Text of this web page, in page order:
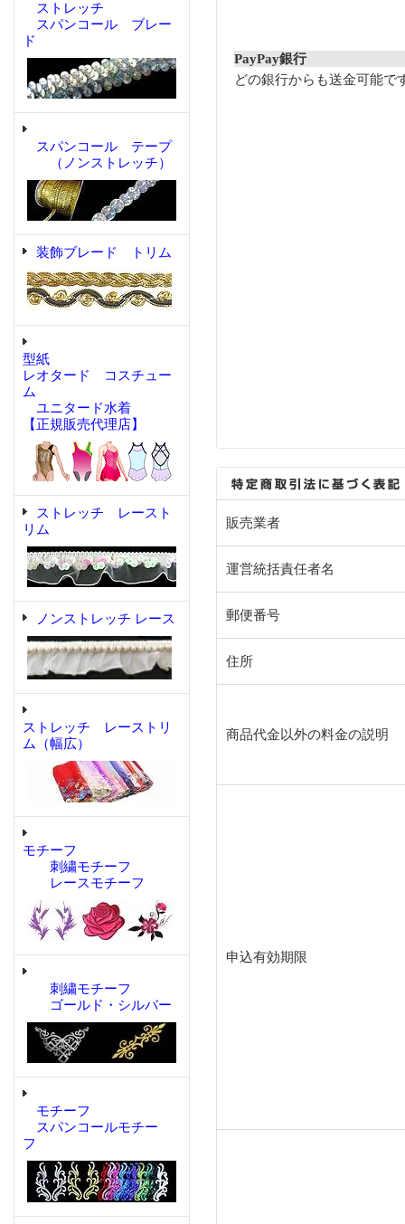
ストレッチ
スパンコール ブレー
ド
スパンコール テープ
（ノンストレッチ）
装飾ブレード トリム
型紙
レオタード コスチュー
ム
ユニタード水着
【正規販売代理店】
ストレッチ レースト
リム
ノンストレッチ レース
ストレッチ レーストリ
ム（幅広）
モチーフ
刺繍モチーフ
レースモチーフ
刺繍モチーフ
ゴールド・シルバー
モチーフ
スパンコールモチー
フ
PayPay銀行
どの銀行からも送金可能で
販売業者
運営統括責任者名
郵便番号
住所
商品代金以外の料金の説明
申込有効期限